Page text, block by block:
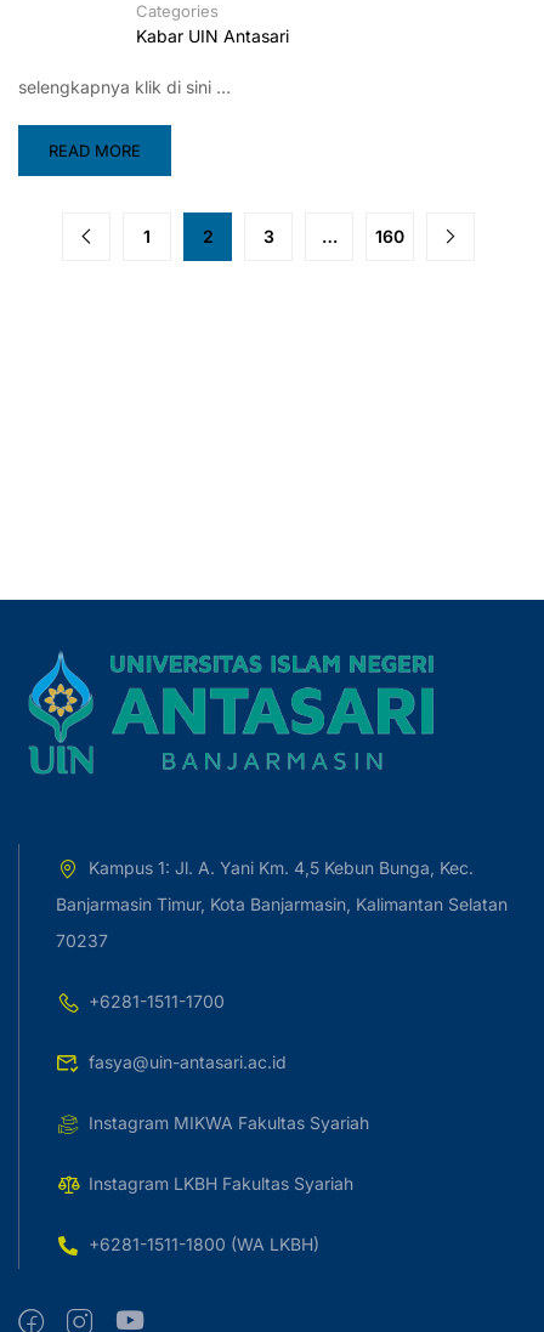
Categories
Kabar UIN Antasari
selengkapnya klik di sini …
READ MORE
1 2 3 … 160
Kampus 1: Jl. A. Yani Km. 4,5 Kebun Bunga, Kec.
Banjarmasin Timur, Kota Banjarmasin, Kalimantan Selatan
70237
+6281-1511-1700
fasya@uin-antasari.ac.id
Instagram MIKWA Fakultas Syariah
Instagram LKBH Fakultas Syariah
+6281-1511-1800 (WA LKBH)